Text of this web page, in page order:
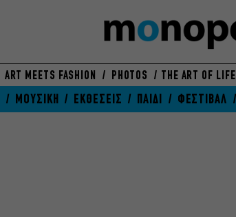
ART MEETS FASHION PHOTOS THE ART OF LIFE
ΜΟΥΣΙΚΗ ΕΚΘΕΣΕΙΣ ΠΑΙΔΙ ΦΕΣΤΙΒΑΛ